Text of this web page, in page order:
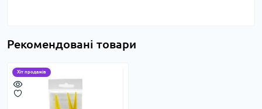
Рекомендовані товари
Хіт продажів